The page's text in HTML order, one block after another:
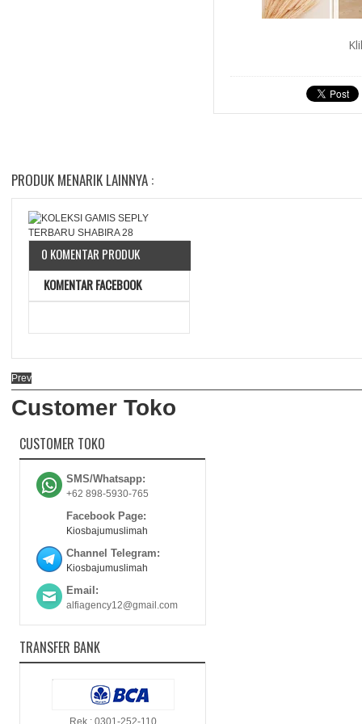
PRODUK MENARIK LAINNYA :
0 KOMENTAR PRODUK
KOMENTAR FACEBOOK
Prev
Customer Toko
CUSTOMER TOKO
SMS/Whatsapp:
+62 898-5930-765
Facebook Page:
Kiosbajumuslimah
Channel Telegram:
Kiosbajumuslimah
Email:
alfiagency12@gmail.com
TRANSFER BANK
Rek : 0301-252-110